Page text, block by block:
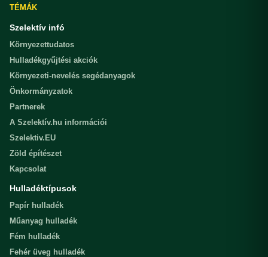
TÉMÁK
Szelektív infó
Környezettudatos
Hulladékgyűjtési akciók
Környezeti-nevelés segédanyagok
Önkormányzatok
Partnerek
A Szelektív.hu információi
Szelektiv.EU
Zöld építészet
Kapcsolat
Hulladéktípusok
Papír hulladék
Műanyag hulladék
Fém hulladék
Fehér üveg hulladék